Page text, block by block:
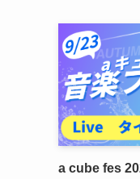
a cube fes